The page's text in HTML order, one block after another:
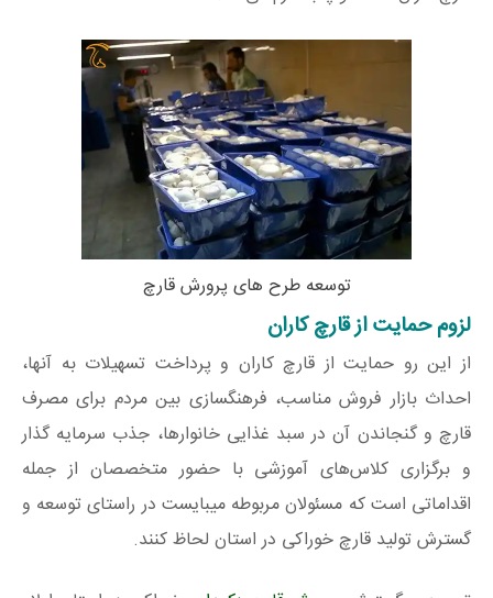
توسعه طرح های پرورش قارچ
لزوم حمایت از قارچ کاران
از این رو حمایت از قارچ کاران و پرداخت تسهیلات به آنها،
احداث بازار فروش مناسب، فرهنگسازی بین مردم برای مصرف
قارچ و گنجاندن آن در سبد غذایی خانوارها، جذب سرمایه گذار
و برگزاری کلاس‌های آموزشی با حضور متخصصان از جمله
اقداماتی است که مسئولان مربوطه میبایست در راستای توسعه و
گسترش تولید قارچ خوراکی در استان لحاظ کنند.